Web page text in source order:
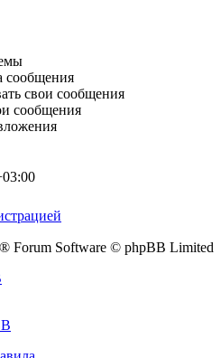
сообщения
свои сообщения
сообщения
® Forum Software © phpBB Limited